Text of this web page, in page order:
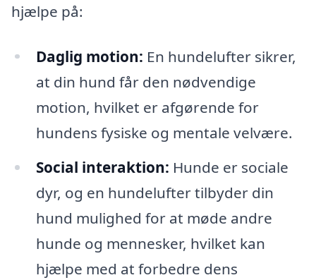
hjælpe på:
Daglig motion: En hundelufter sikrer,
at din hund får den nødvendige
motion, hvilket er afgørende for
hundens fysiske og mentale velvære.
Social interaktion: Hunde er sociale
dyr, og en hundelufter tilbyder din
hund mulighed for at møde andre
hunde og mennesker, hvilket kan
hjælpe med at forbedre dens